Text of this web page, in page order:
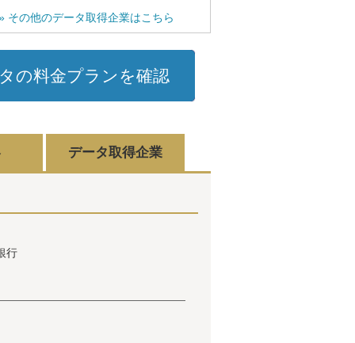
その他のデータ取得企業はこちら
の料金プランを確認
データ取得企業
行